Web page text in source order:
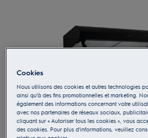
Appuyez pour zoomer
Cookies
Nous utilisons des cookies et autres technologies
ainsi qu’à des fins promotionnelles et marketing.
également des informations concernant votre
avec nos partenaires de réseaux sociaux,
cliquant sur « Autoriser tous les cookies », vous
des cookies. Pour plus d'informations, veuillez